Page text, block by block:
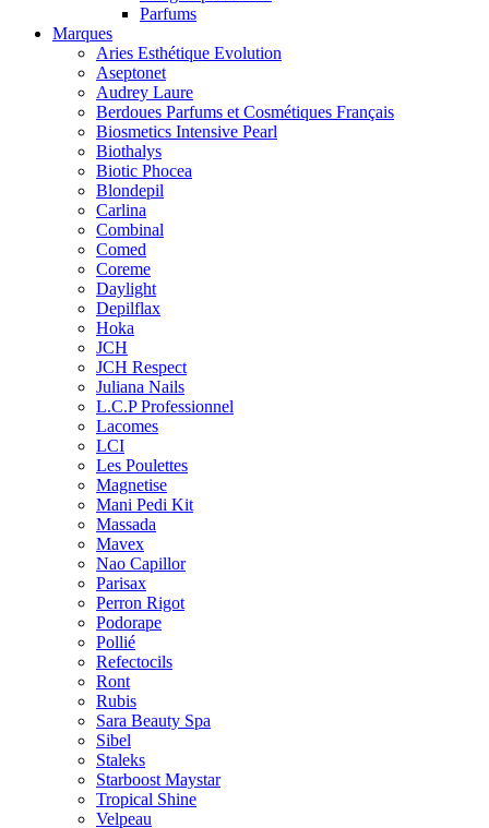
Parfums
Marques
Aries Esthétique Evolution
Aseptonet
Audrey Laure
Berdoues Parfums et Cosmétiques Français
Biosmetics Intensive Pearl
Biothalys
Biotic Phocea
Blondepil
Carlina
Combinal
Comed
Coreme
Daylight
Depilflax
Hoka
JCH
JCH Respect
Juliana Nails
L.C.P Professionnel
Lacomes
LCI
Les Poulettes
Magnetise
Mani Pedi Kit
Massada
Mavex
Nao Capillor
Parisax
Perron Rigot
Podorape
Pollié
Refectocils
Ront
Rubis
Sara Beauty Spa
Sibel
Staleks
Starboost Maystar
Tropical Shine
Velpeau